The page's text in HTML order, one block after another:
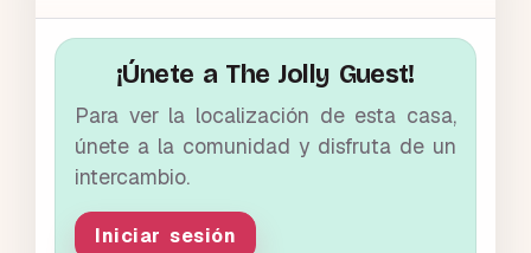
¡Únete a The Jolly Guest!
Para ver la localización de esta casa,
únete a la comunidad y disfruta de un
intercambio.
Iniciar sesión